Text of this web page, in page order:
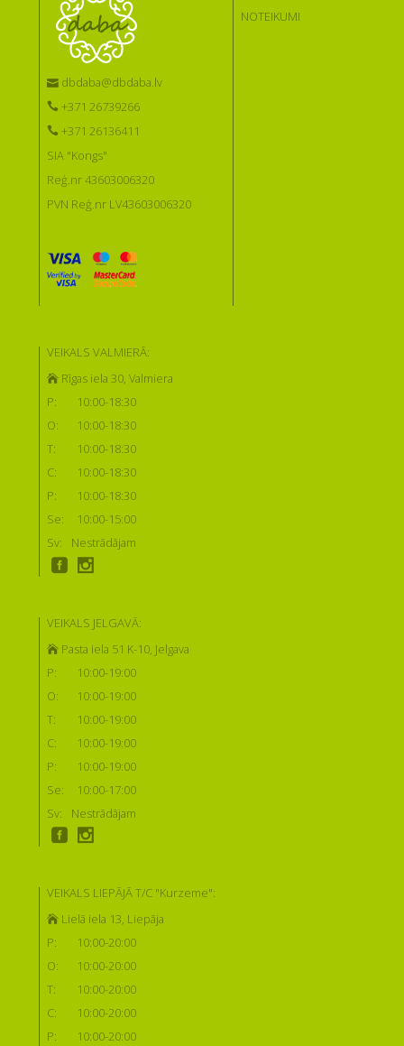
dbdaba@dbdaba.lv
+371 26739266
+371 26136411
SIA "Kongs"
Reģ.nr 43603006320
PVN Reģ.nr LV43603006320
NOTEIKUMI
VEIKALS VALMIERĀ:
Rīgas iela 30, Valmiera
P:
10:00-18:30
O:
10:00-18:30
T:
10:00-18:30
C:
10:00-18:30
P:
10:00-18:30
Se:
10:00-15:00
Sv:
Nestrādājam
VEIKALS JELGAVĀ:
Pasta iela 51 K-10, Jelgava
P:
10:00-19:00
O:
10:00-19:00
T:
10:00-19:00
C:
10:00-19:00
P:
10:00-19:00
Se:
10:00-17:00
Sv:
Nestrādājam
VEIKALS LIEPĀJĀ T/C "Kurzeme":
Lielā iela 13, Liepāja
P:
10:00-20:00
O:
10:00-20:00
T:
10:00-20:00
C:
10:00-20:00
P:
10:00-20:00